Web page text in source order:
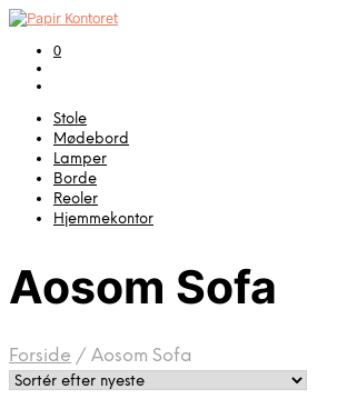
0
Stole
Mødebord
Lamper
Borde
Reoler
Hjemmekontor
Aosom Sofa
Forside / Aosom Sofa